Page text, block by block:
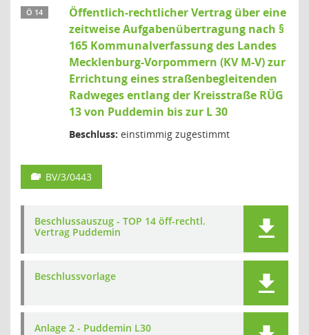
Ö 14
Öffentlich-rechtlicher Vertrag über eine
zeitweise Aufgabenübertragung nach §
165 Kommunalverfassung des Landes
Mecklenburg-Vorpommern (KV M-V) zur
Errichtung eines straßenbegleitenden
Radweges entlang der Kreisstraße RÜG
13 von Puddemin bis zur L 30
Beschluss: einstimmig zugestimmt
BV/3/0443
Beschlussauszug - TOP 14 öff-rechtl.
Vertrag Puddemin
Beschlussvorlage
Anlage 2 - Puddemin L30